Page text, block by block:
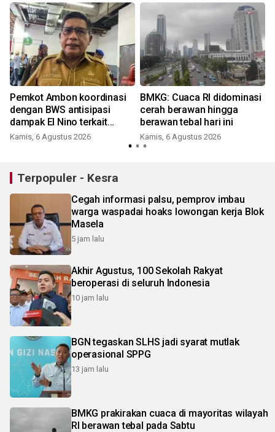
Pemkot Ambon koordinasi
dengan BWS antisipasi
dampak El Nino terkait
masalah air bersih
Kamis, 6 Agustus 2026
BMKG: Cuaca RI didominasi
cerah berawan hingga
berawan tebal hari ini
Kamis, 6 Agustus 2026
Terpopuler - Kesra
Cegah informasi palsu, pemprov imbau
warga waspadai hoaks lowongan kerja Blok
Masela
5 jam lalu
Akhir Agustus, 100 Sekolah Rakyat
beroperasi di seluruh Indonesia
10 jam lalu
BGN tegaskan SLHS jadi syarat mutlak
operasional SPPG
13 jam lalu
BMKG prakirakan cuaca di mayoritas wilayah
RI berawan tebal pada Sabtu